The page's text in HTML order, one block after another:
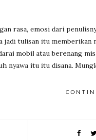
rasa, emosi dari
jadi tulisan itu memberikan
mobil atau berenang
nyawa itu itu disana.